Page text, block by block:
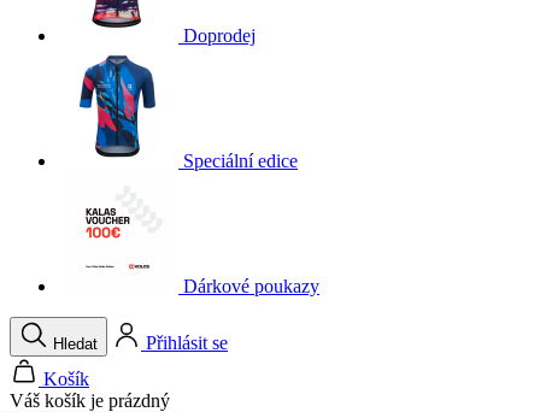
Doprodej
Speciální edice
Dárkové poukazy
Hledat
Přihlásit se
Košík
Váš košík je prázdný